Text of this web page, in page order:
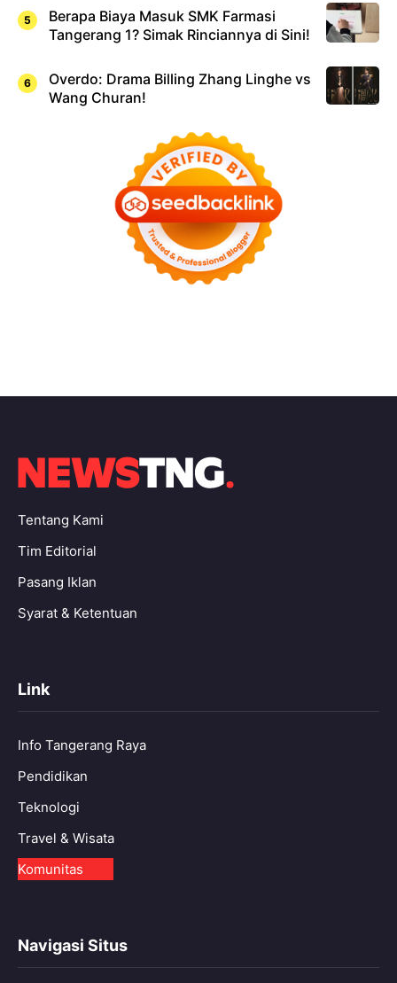
Berapa Biaya Masuk SMK Farmasi
Tangerang 1? Simak Rinciannya di Sini!
Overdo: Drama Billing Zhang Linghe vs
Wang Churan!
Tentang Kami
Tim Editorial
Pasang Iklan
Syarat & Ketentuan
Link
Info Tangerang Raya
Pendidikan
Teknologi
Travel & Wisata
Komunitas
Navigasi Situs